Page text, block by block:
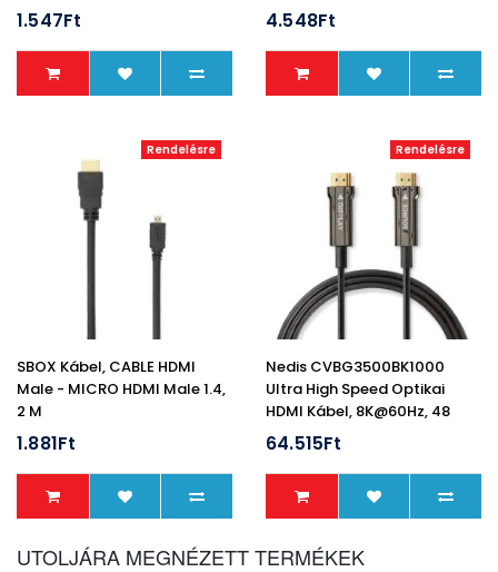
1.547Ft 4.548Ft
Rendelésre
SBOX Kábel, CABLE HDMI
Male - MICRO HDMI Male 1.4,
2 M
1.881Ft
Rendelésre
Nedis CVBG3500BK1000
Ultra High Speed Optikai
HDMI Kábel, 8K@60Hz, 48
Gbps, 100m
64.515Ft
UTOLJÁRA MEGNÉZETT TERMÉKEK